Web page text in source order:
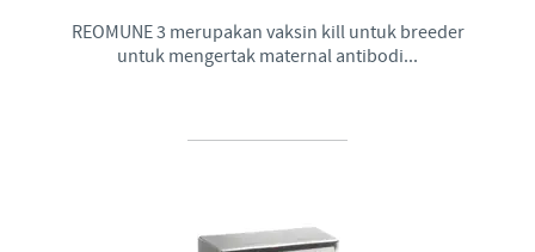
REOMUNE 3 merupakan vaksin kill untuk breeder
untuk mengertak maternal antibodi...